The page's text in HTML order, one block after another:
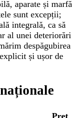
aparate și marfă
sunt excepții;
integrală, ca să
al unei deteriorări
despăgubirea
și ușor de
Preț